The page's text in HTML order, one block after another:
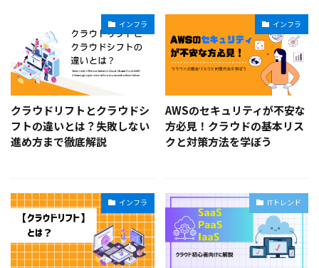
インフラ
クラウドリフトとクラウドシ
フトの違いとは？失敗しない
進め方まで徹底解説
インフラ
AWSのセキュリティが不安な
方必見！クラウドの基本リス
クと対策方法を学ぼう
インフラ ITトレンド